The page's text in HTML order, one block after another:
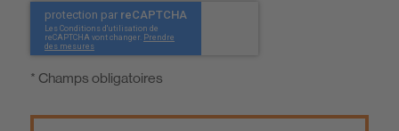
* Champs obligatoires